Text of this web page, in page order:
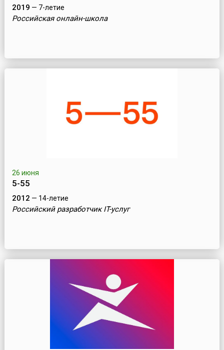
2019 — 7-летие
Российская онлайн-школа
26 июня
5-55
2012 — 14-летие
Российский разработчик IT-услуг